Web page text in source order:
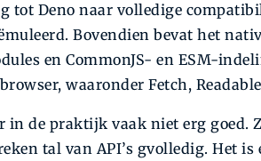
tot Deno naar volledige
Bovendien bevat het
en CommonJS- en ESM-
waaronder Fetch,
in de praktijk vaak niet erg goed.
tal van API’s gvolledig. Het is